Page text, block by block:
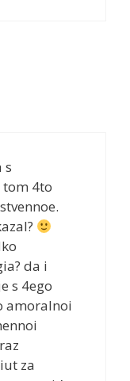
s
4to
da i
s 4ego
amoralnoi
za